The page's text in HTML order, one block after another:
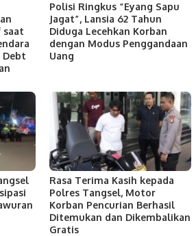
saat
Debt
Polisi Ringkus “Eyang Sapu
Jagat”, Lansia 62 Tahun
Diduga Lecehkan Korban
dengan Modus Penggandaan
Uang
Rasa Terima Kasih kepada
Polres Tangsel, Motor
Korban Pencurian Berhasil
Ditemukan dan Dikembalikan
Gratis